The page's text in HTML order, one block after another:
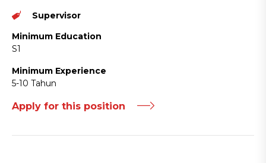
Supervisor
Minimum Education
S1
Minimum Experience
5-10 Tahun
Apply for this position